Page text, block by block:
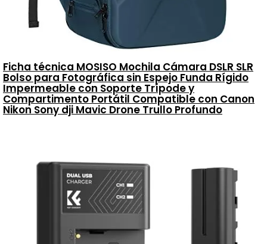
Ficha técnica MOSISO Mochila Cámara DSLR SLR
Bolso para Fotográfica sin Espejo Funda Rígido
Impermeable con Soporte Trípode y
Compartimento Portátil Compatible con Canon
Nikon Sony dji Mavic Drone Trullo Profundo